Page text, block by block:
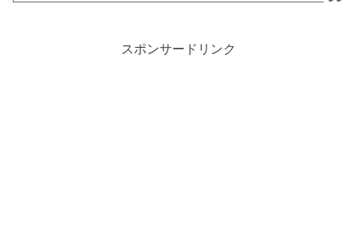
スポンサードリンク